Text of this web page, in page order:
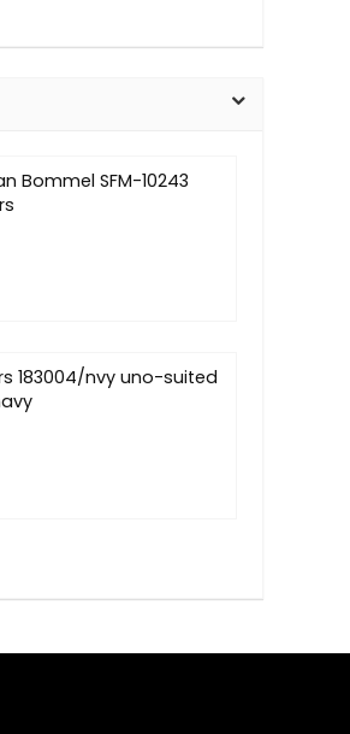
Bommel SFM-10243
183004/nvy uno-suited